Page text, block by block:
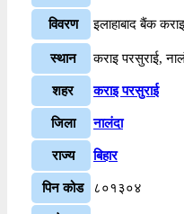
विवरण इलाहाबाद बैंक
स्थान कराइ परसुराई,
शहर कराइ परसुराई
जिला नालंदा
राज्य बिहार
पिन कोड ८०१३०४